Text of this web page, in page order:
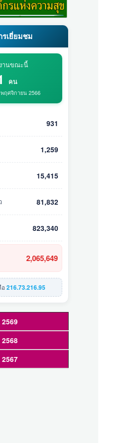
เยี่ยมชม
านขณะนี้
คน
ฤศจิกายน 2566
931
1,259
15,415
81,832
823,340
2,065,649
อ216.73.216.95